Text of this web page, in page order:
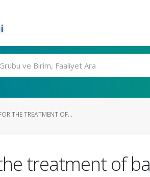
THE TREATMENT OF...
treatment of